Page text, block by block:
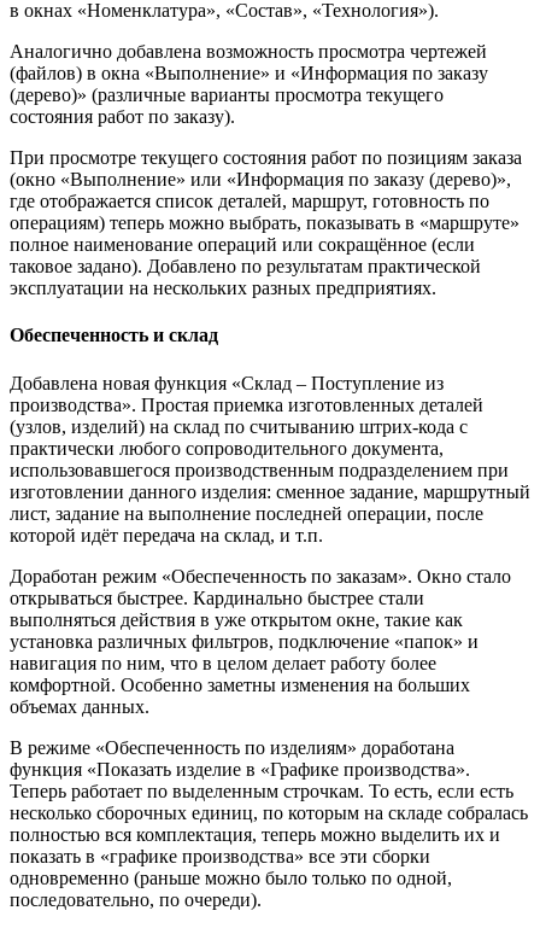
в окнах «Номенклатура», «Состав», «Технология»).
Аналогично добавлена возможность просмотра чертежей
(файлов) в окна «Выполнение» и «Информация по заказу
(дерево)» (различные варианты просмотра текущего
состояния работ по заказу).
При просмотре текущего состояния работ по позициям заказа
(окно «Выполнение» или «Информация по заказу (дерево)»,
где отображается список деталей, маршрут, готовность по
операциям) теперь можно выбрать, показывать в «маршруте»
полное наименование операций или сокращённое (если
таковое задано). Добавлено по результатам практической
эксплуатации на нескольких разных предприятиях.
Обеспеченность и склад
Добавлена новая функция «Склад – Поступление из
производства». Простая приемка изготовленных деталей
(узлов, изделий) на склад по считыванию штрих-кода с
практически любого сопроводительного документа,
использовавшегося производственным подразделением при
изготовлении данного изделия: сменное задание, маршрутный
лист, задание на выполнение последней операции, после
которой идёт передача на склад, и т.п.
Доработан режим «Обеспеченность по заказам». Окно стало
открываться быстрее. Кардинально быстрее стали
выполняться действия в уже открытом окне, такие как
установка различных фильтров, подключение «папок» и
навигация по ним, что в целом делает работу более
комфортной. Особенно заметны изменения на больших
объемах данных.
В режиме «Обеспеченность по изделиям» доработана
функция «Показать изделие в «Графике производства».
Теперь работает по выделенным строчкам. То есть, если есть
несколько сборочных единиц, по которым на складе собралась
полностью вся комплектация, теперь можно выделить их и
показать в «графике производства» все эти сборки
одновременно (раньше можно было только по одной,
последовательно, по очереди).